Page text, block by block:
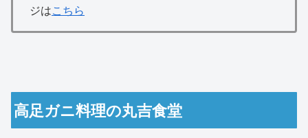
ジはこちら
高足ガニ料理の丸吉食堂